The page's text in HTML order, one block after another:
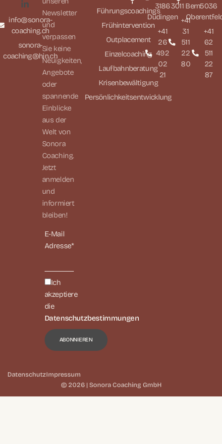
info@sonora-
coaching.ch
sonora-
coaching@hin.ch
Newsletter
und
verpassen
Sie keine
Neuigkeiten,
Angebote
oder
spannende
Einblicke
aus der
Welt von
Sonora
Coaching.
Jetzt
anmelden
und
informiert
bleiben!
E-Mail
Adresse*
Ich
akzeptiere
die
Datenschutzbestimmungen
Führungscoachings
Frühintervention
Outplacement
Einzelcoaching
Laufbahnberatung
Krisenbewältigung
Persönlichkeitsentwicklung
3186
Düdingen
+41
26
492
02
21
3011 Bern
+41
31
511
22
80
5036
+41
62
511
22
87
© 2026 | Sonora Coaching GmbH
DatenschutzImpressum